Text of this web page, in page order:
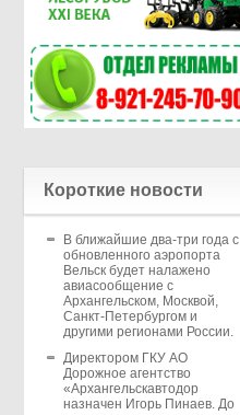
Короткие новости
В ближайшие два-три года с
обновленного аэропорта
Вельск будет налажено
авиасообщение с
Архангельском, Москвой,
Санкт-Петербургом и
другими регионами России.
Директором ГКУ АО
Дорожное агентство
«Архангельскавтодор
назначен Игорь Пинаев. До